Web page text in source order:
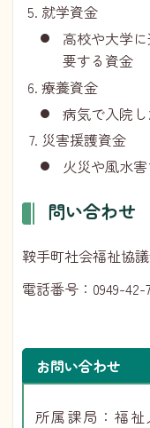
就学資金
高校や大学
要する資金
療養資金
病気で入院
災害援護資金
火災や風水
問い合わせ
鞍手町社会福祉協
電話番号：0949-42-
お問い合わせ
所属課局：福